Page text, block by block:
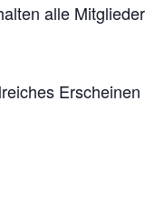
alle